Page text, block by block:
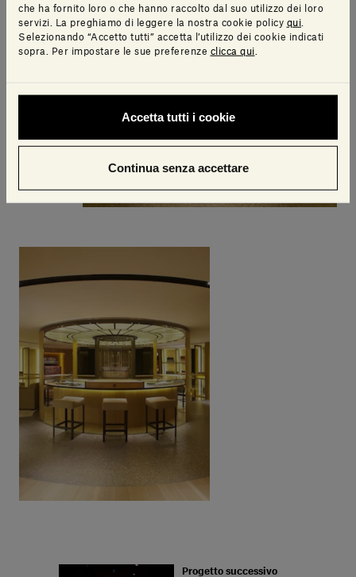
che ha fornito loro o che hanno raccolto dal suo utilizzo dei loro
servizi. La preghiamo di leggere la nostra cookie policy qui
Selezionando “Accetto tutti” accetta l’utilizzo dei cookie indicati
sopra. Per impostare le sue preferenze clicca qui
Accetta tutti i cookie
Continua senza accettare
Progetto successivo